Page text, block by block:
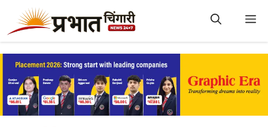
content